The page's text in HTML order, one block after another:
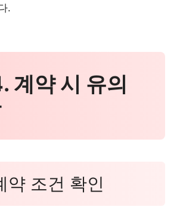
.
약 시 유의
약 조건 확인